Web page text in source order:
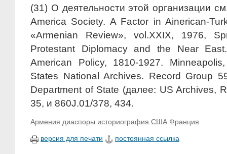
(31) О деятельности этой организации
America Society. A Factor in Ainerican-
«Armenian Review», vol.XXIX, 1976,
Protestant Diplomacy and the Near
American Policy, 1810-1927.
States National Archives. Record Group
Department of State (далее: US Archives,
35, и 860J.01/378, 434.
Армения диаспоры историография США Франция
версия для печати постоянная ссылка